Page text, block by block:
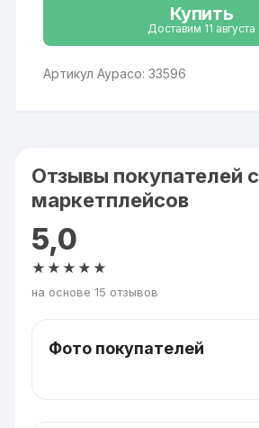
Купить
Доставим 11 августа
Артикул Аурасо: 33596
Отзывы покупателей с
маркетплейсов
5,0
★★★★★
на основе 15 отзывов
Фото покупателей